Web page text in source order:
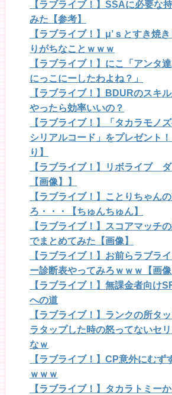
【ラブライブ！】SSAに必要な
みた【参考】
【ラブライブ！】μ’ｓとすき焼
りがちなことｗｗｗ
【ラブライブ！】にこ「アンタ
にっこにーしたわよね？」
【ラブライブ！】BDURのスキ
やったら効率いいの？
【ラブライブ！】「タカラモノ
シリアルコード」をプレゼント
り】
【ラブライブ！】リボライブ
【画像】】
【ラブライブ！】ことりちゃん
ろ・・・【ちゅんちゅん】
【ラブライブ！】スコアマッチ
でまとめてみた【画像】
【ラブライブ！】お前らラブラ
ー診断表やってみろｗｗｗ【画像
【ラブライブ！】無課金者向け
への道
【ラブライブ！】ランクの所タ
ラタップした時の怒ってないセ
なｗ
【ラブライブ！】CP意外にむず
ｗｗｗ
【ラブライブ！】タカラトミー